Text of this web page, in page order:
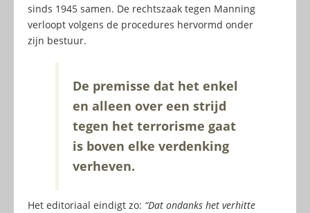
sinds 1945 samen. De rechtszaak tegen Manning
verloopt volgens de procedures hervormd onder
zijn bestuur.
De premisse dat het enkel
en alleen over een strijd
tegen het terrorisme gaat
is boven elke verdenking
verheven.
Het editoriaal eindigt zo: “Dat ondanks het verhitte